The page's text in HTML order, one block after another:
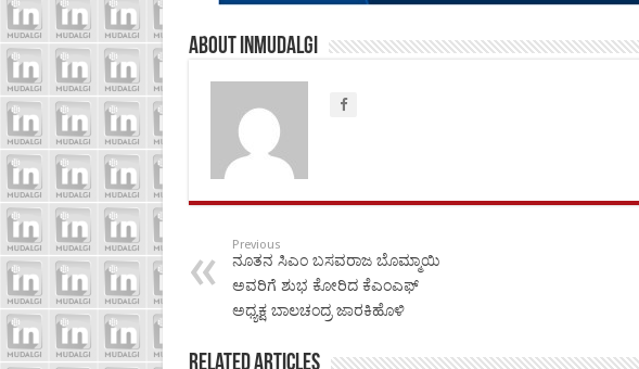
About inmudalgi
Previous
ನೂತನ ಸಿಎಂ ಬಸವರಾಜ ಬೊಮ್ಮಾಯಿ
ಅವರಿಗೆ ಶುಭ ಕೋರಿದ ಕೆಎಂಎಫ್
ಅಧ್ಯಕ್ಷ ಬಾಲಚಂದ್ರ ಜಾರಕಿಹೊಳಿ